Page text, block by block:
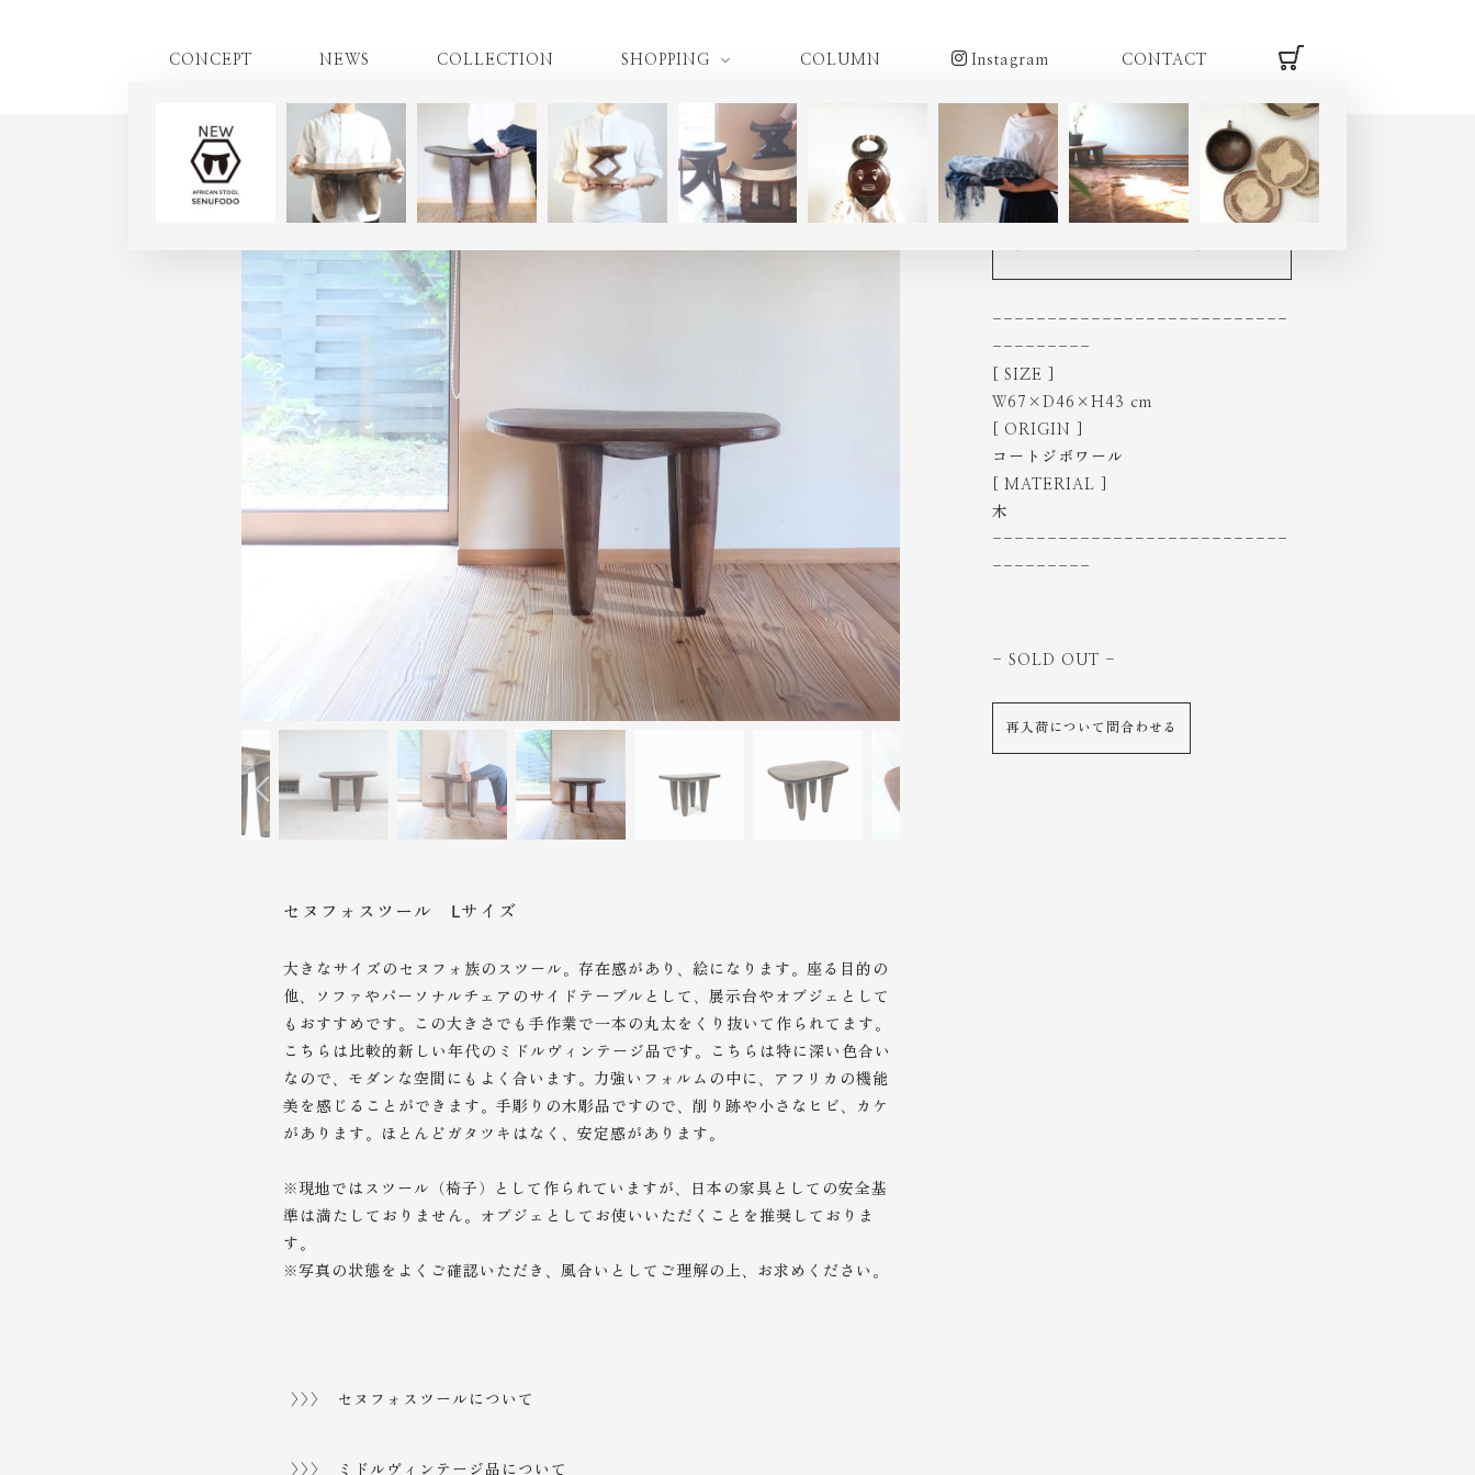
CONCEPT NEWS COLLECTION SHOPPING COLUMN Instagram CONTACT
HOME |SL534M
セヌフォスツール Lサイズ
大きなサイズのセヌフォ族のスツール。存在感があり、絵になります。座る目的の
他、ソファやパーソナルチェアのサイドテーブルとして、展示台やオブジェとして
もおすすめです。この大きさでも手作業で一本の丸太をくり抜いて作られてます。
こちらは比較的新しい年代のミドルヴィンテージ品です。こちらは特に深い色合い
なので、モダンな空間にもよく合います。力強いフォルムの中に、アフリカの機能
美を感じることができます。手彫りの木彫品ですので、削り跡や小さなヒビ、カケ
があります。ほとんどガタツキはなく、安定感があります。
※現地ではスツール（椅子）として作られていますが、日本の家具としての安全基
準は満たしておりません。オブジェとしてお使いいただくことを推奨しておりま
す。
※写真の状態をよくご確認いただき、風合いとしてご理解の上、
お求めください。
>>> セヌフォスツールについて
>>> ミドルヴィンテージ品について
セヌフォ族 スツール L
---------------------------
---------
[ SIZE ]
Ｗ67×D46×H43 cm
[ ORIGIN ]
コートジボワール
[ MATERIAL ]
木
---------------------------
---------
- SOLD OUT -
再入荷について問合わせる